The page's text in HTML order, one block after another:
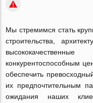
Мы стремимся стать
строительства,
конкурентоспособным
обеспечить
их предпочтительным
ожидания наших